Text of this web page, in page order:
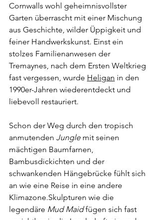
Cornwalls wohl geheimnisvollster
Garten überrascht mit einer Mischung
aus Geschichte, wilder Üppigkeit und
feiner Handwerkskunst. Einst ein
stolzes Familienanwesen der
Tremaynes, nach dem Ersten Weltkrieg
fast vergessen, wurde Heligan in den
1990er-Jahren wiederentdeckt und
liebevoll restauriert.
Schon der Weg durch den tropisch
anmutenden Jungle mit seinen
mächtigen Baumfarnen,
Bambusdickichten und der
schwankenden Hängebrücke fühlt sich
an wie eine Reise in eine andere
Klimazone.Skulpturen wie die
legendäre Mud Maid fügen sich fast